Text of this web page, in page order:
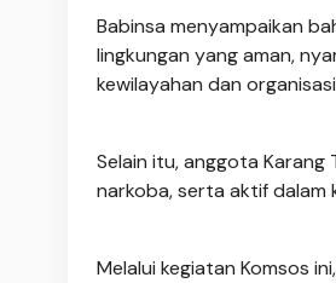
Babinsa menyampaikan
lingkungan yang aman,
kewilayahan dan
Selain itu, anggota Karang
narkoba, serta aktif dalam
Melalui kegiatan Komsos